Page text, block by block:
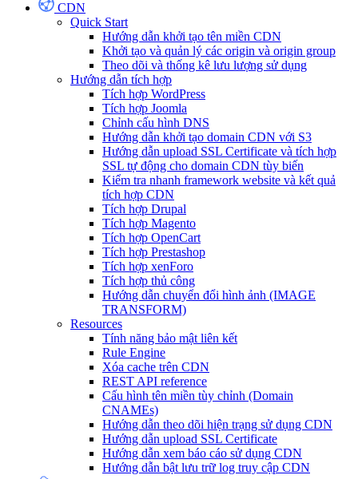
CDN
Quick Start
Hướng dẫn khởi tạo tên miền CDN
Khởi tạo và quản lý các origin và origin group
Theo dõi và thống kê lưu lượng sử dụng
Hướng dẫn tích hợp
Tích hợp WordPress
Tích hợp Joomla
Chỉnh cấu hình DNS
Hướng dẫn khởi tạo domain CDN với S3
Hướng dẫn upload SSL Certificate và tích hợp
SSL tự động cho domain CDN tùy biến
Kiểm tra nhanh framework website và kết quả
tích hợp CDN
Tích hợp Drupal
Tích hợp Magento
Tích hợp OpenCart
Tích hợp Prestashop
Tích hợp xenForo
Tích hợp thủ công
Hướng dẫn chuyển đổi hình ảnh (IMAGE
TRANSFORM)
Resources
Tính năng bảo mật liên kết
Rule Engine
Xóa cache trên CDN
REST API reference
Cấu hình tên miền tùy chỉnh (Domain
CNAMEs)
Hướng dẫn theo dõi hiện trạng sử dụng CDN
Hướng dẫn upload SSL Certificate
Hướng dẫn xem báo cáo sử dụng CDN
Hướng dẫn bật lưu trữ log truy cập CDN